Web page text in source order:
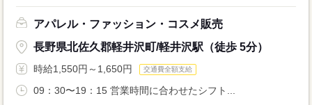
アパレル・ファッション・コスメ販売
長野県北佐久郡軽井沢町/軽井沢駅（徒歩 5分）
時給1,550円～1,650円 交通費全額支給
09：30〜19：15 営業時間に合わせたシフト...